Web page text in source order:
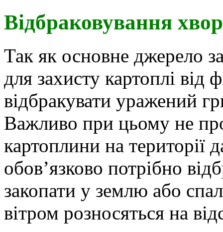
Відбраковування
Так як основне джерело
для захисту картоплі від
відбракувати уражений
Важливо при цьому не
картоплини на території
обов’язково потрібно
закопати у землю або
вітром розносяться на